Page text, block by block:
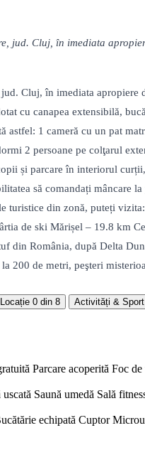
jud. Cluj, în imediata
Cluj, în imediata
cu canapea extensibilă,
astfel: 1 cameră cu un pat
2 persoane pe colţarul
și parcare în interiorul
să comandați mâncare
din zonă, puteți
de ski Mărișel – 19.8 km
din România, după Delta
de metri, peşteri
0 din 8 Activități & Sport
Parcare acoperită Foc de
uscată Saună umedă Sală
echipată Cuptor